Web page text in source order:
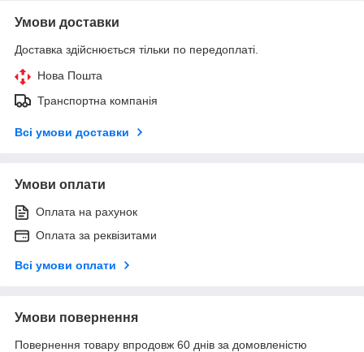
Умови доставки
Доставка здійснюється тільки по передоплаті.
Нова Пошта
Транспортна компанія
Всі умови доставки
Умови оплати
Оплата на рахунок
Оплата за реквізитами
Всі умови оплати
Умови повернення
Повернення товару впродовж 60 днів за домовленістю